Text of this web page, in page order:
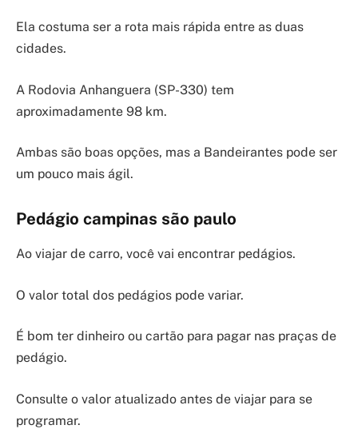
Ela costuma ser a rota mais rápida entre as duas
cidades.
A Rodovia Anhanguera (SP-330) tem
aproximadamente 98 km.
Ambas são boas opções, mas a Bandeirantes pode ser
um pouco mais ágil.
Pedágio campinas são paulo
Ao viajar de carro, você vai encontrar pedágios.
O valor total dos pedágios pode variar.
É bom ter dinheiro ou cartão para pagar nas praças de
pedágio.
Consulte o valor atualizado antes de viajar para se
programar.